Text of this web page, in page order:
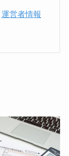
運営者情報